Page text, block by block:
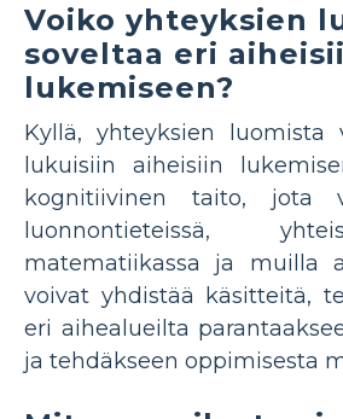
Voiko yhteyksien
soveltaa eri
lukemiseen?
Kyllä, yhteyksien luomista
lukuisiin aiheisiin
kognitiivinen taito, jota
luonnontieteissä,
matematiikassa ja muilla
voivat yhdistää käsitteitä,
eri aihealueilta
ja tehdäkseen oppimisesta